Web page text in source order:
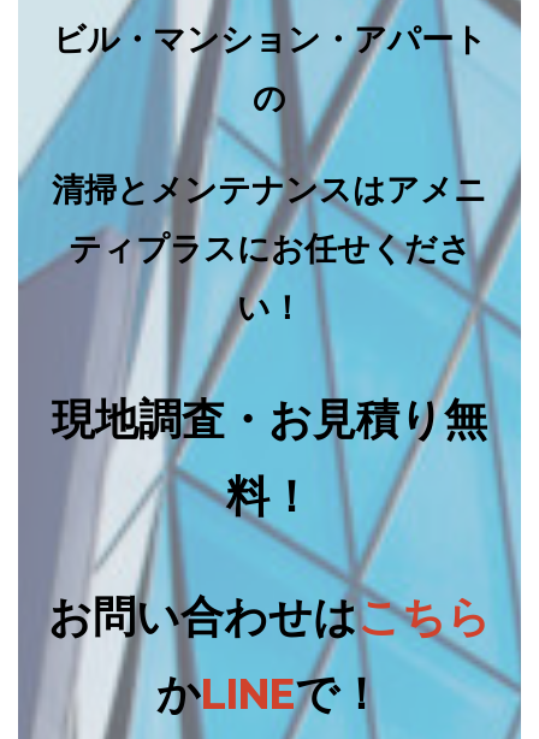
ビル・マンション・アパート
の
清掃とメンテナンスはアメニ
ティプラスにお任せくださ
い！
現地調査・お見積り無
料！
お問い合わせはこちら
かLINEで！